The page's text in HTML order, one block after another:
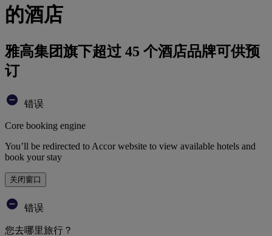
的酒店
雅高集团旗下超过 45 个酒店品牌可供预
订
错误
Core booking engine
You’ll be redirected to Accor website to view available hotels and
book your stay
关闭窗口
错误
您去哪里旅行？